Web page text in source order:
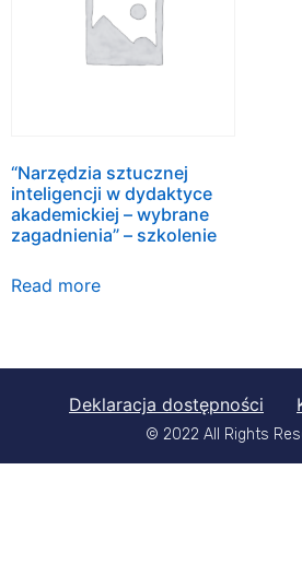
“Narzędzia sztucznej
inteligencji w dydaktyce
akademickiej – wybrane
zagadnienia” – szkolenie
Read more
Deklaracja dostępności
© 2022 All Rights